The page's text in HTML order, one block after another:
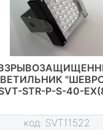
STR-P-S-40-
код: SVT11522